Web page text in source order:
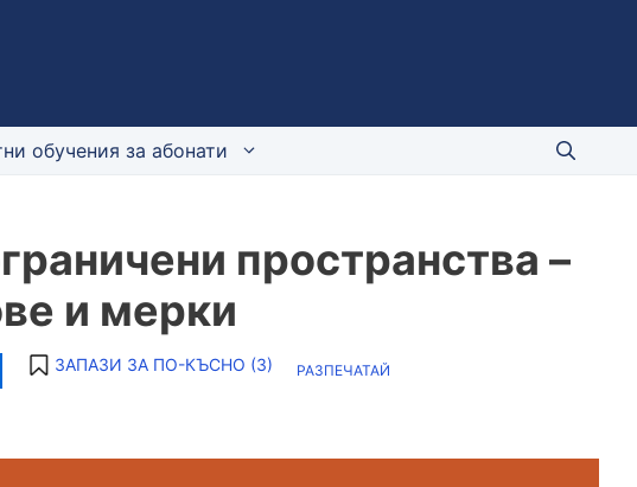
обучения за абонати
пространства –
и мерки
ЗАПАЗИ ЗА ПО-КЪСНО (3) РАЗПЕЧАТАЙ